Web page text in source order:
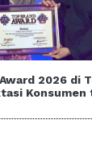
2026 di
Konsumen